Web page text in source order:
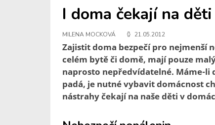
I doma čekají na
MILENA MOCKOVÁ 21.05.2012
Zajistit doma bezpečí pro nejmenší
celém bytě či domě, mají pouze
naprosto nepředvídatelné. Máme-li
padá, je nutné vybavit domácnost
nástrahy čekají na naše děti v